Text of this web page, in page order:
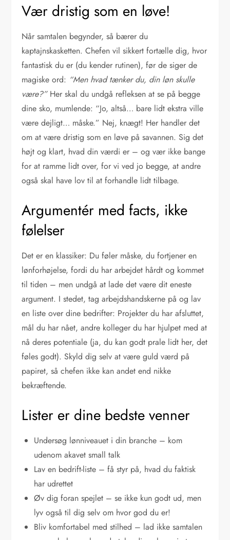
Vær dristig som en løve!
Når samtalen begynder, så bærer du
kaptajnskasketten. Chefen vil sikkert fortælle dig, hvor
fantastisk du er (du kender rutinen), før de siger de
magiske ord: “Men hvad tænker du, din løn skulle
være?”Her skal du undgå refleksen at se på begge
dine sko, mumlende: “Jo, altså… bare lidt ekstra ville
være dejligt… måske.” Nej, knægt! Her handler det
om at være dristig som en løve på savannen. Sig det
højt og klart, hvad din værdi er – og vær ikke bange
for at ramme lidt over, for vi ved jo begge, at andre
også skal have lov til at forhandle lidt tilbage.
Argumentér med facts, ikke
følelser
Det er en klassiker: Du føler måske, du fortjener en
lønforhøjelse, fordi du har arbejdet hårdt og kommet
til tiden – men undgå at lade det være dit eneste
argument. I stedet, tag arbejdshandskerne på og lav
en liste over dine bedrifter: Projekter du har afsluttet,
mål du har nået, andre kolleger du har hjulpet med at
nå deres potentiale (ja, du kan godt prale lidt her, det
føles godt). Skyld dig selv at være guld værd på
papiret, så chefen ikke kan andet end nikke
bekræftende.
Lister er dine bedste venner
Undersøg lønniveauet i din branche – kom
udenom akavet small talk
Lav en bedrift-liste – få styr på, hvad du faktisk
har udrettet
Øv dig foran spejlet – se ikke kun godt ud, men
lyv også til dig selv om hvor god du er!
Bliv komfortabel med stilhed – lad ikke samtalen